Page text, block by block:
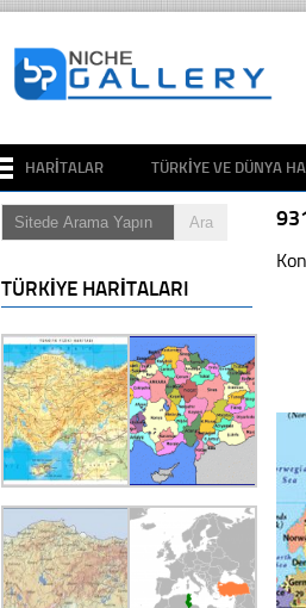
HARITALAR TÜRKIYE VE DÜNYA
TÜRKIYE HARITALARI